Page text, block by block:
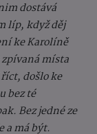
dostává
líp, když děj
ke Karolíně
místa
došlo ke
bez té
Bez jedné ze
a má být.